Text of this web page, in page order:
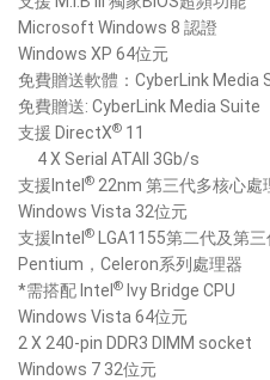
Microsoft Windows 8 認證
Windows XP 64位元
免費贈送軟體：CyberLink Media
免費贈送: CyberLink Media Suite
支援 DirectX® 11
4 X Serial ATAII 3Gb/s
支援Intel ® 22nm 第三代多核心處
Windows Vista 32位元
支援Intel ®
LGA1155第二代及第
Pentium，Celeron系列處理器
*需搭配 Intel ® Ivy Bridge CPU
Windows Vista 64位元
2 X 240-pin DDR3 DIMM socket
Windows 7 32位元